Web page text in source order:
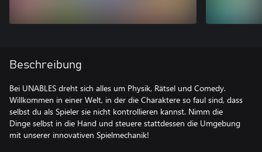
Beschreibung
Bei UNABLES dreht sich alles um Physik, Rätsel und Comedy.
Willkommen in einer Welt, in der die Charaktere so faul sind, dass
selbst du als Spieler sie nicht kontrollieren kannst. Nimm die
Dinge selbst in die Hand und steuere stattdessen die Umgebung
mit unserer innovativen Spielmechanik!